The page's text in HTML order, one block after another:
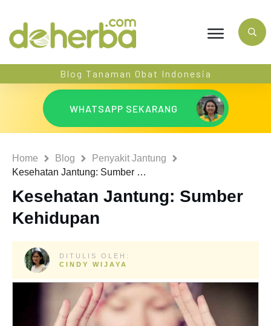
Blog Tanaman Obat Indonesia
WHATSAPP SEKARANG
Home Blog
Penyakit Jantung
Kesehatan Jantung: Sumber Kehidupan
Kesehatan Jantung: Sumber
Kehidupan
DITULIS OLEH:
CINDY WIJAYA